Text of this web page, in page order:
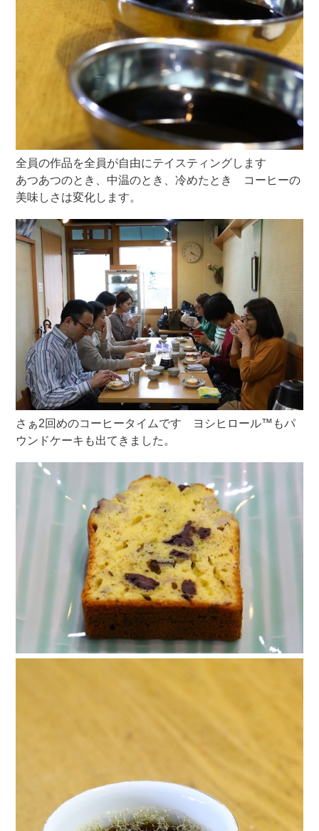
全員の作品を全員が自由にテイスティングします
あつあつのとき、中温のとき、冷めたとき コーヒーの
美味しさは変化します。
さぁ2回めのコーヒータイムです ヨシヒロール™もパ
ウンドケーキも出てきました。